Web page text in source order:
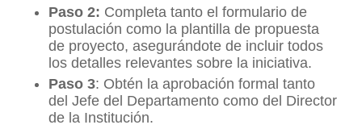
Paso 2: Completa tanto el formulario de
postulación como la plantilla de propuesta
de proyecto, asegurándote de incluir todos
los detalles relevantes sobre la iniciativa.
Paso 3: Obtén la aprobación formal tanto
del Jefe del Departamento como del Director
de la Institución.